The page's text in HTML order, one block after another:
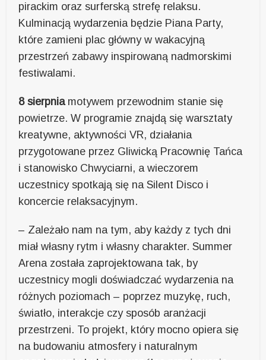
pirackim oraz surferską strefę relaksu.
Kulminacją wydarzenia będzie Piana Party,
które zamieni plac główny w wakacyjną
przestrzeń zabawy inspirowaną nadmorskimi
festiwalami.
8 sierpnia motywem przewodnim stanie się
powietrze. W programie znajdą się warsztaty
kreatywne, aktywności VR, działania
przygotowane przez Gliwicką Pracownię Tańca
i stanowisko Chwyciarni, a wieczorem
uczestnicy spotkają się na Silent Disco i
koncercie relaksacyjnym.
– Zależało nam na tym, aby każdy z tych dni
miał własny rytm i własny charakter. Summer
Arena została zaprojektowana tak, by
uczestnicy mogli doświadczać wydarzenia na
różnych poziomach – poprzez muzykę, ruch,
światło, interakcje czy sposób aranżacji
przestrzeni. To projekt, który mocno opiera się
na budowaniu atmosfery i naturalnym